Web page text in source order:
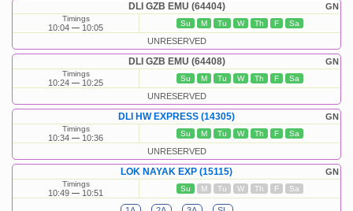
GN
DLI GZB EMU (64404)
Timings
10:04 10:05 Su M Tu W Th F Sa
UNRESERVED
GN
DLI GZB EMU (64408)
Timings
10:24 10:25 Su M Tu W Th F Sa
UNRESERVED
GN
DLI HW EXPRESS (14305)
Timings
10:34 10:36 Su M Tu W Th F Sa
UNRESERVED
GN
LOK NAYAK EXP (15115)
Timings
10:49 10:51 Su M Tu W Th F Sa